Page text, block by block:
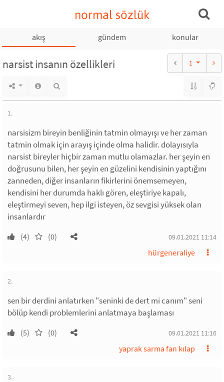
normal sözlük
akış gündem konular
narsist insanın özellikleri 1
1.
narsisizm bireyin benliğinin tatmin olmayışı ve her zaman
tatmin olmak için arayış içinde olma halidir. dolayısıyla
narsist bireyler hiçbir zaman mutlu olamazlar. her şeyin en
doğrusunu bilen, her şeyin en güzelini kendisinin yaptığını
zanneden, diğer insanların fikirlerini önemsemeyen,
kendisini her durumda haklı gören, eleştiriye kapalı,
eleştirmeyi seven, hep ilgi isteyen, öz sevgisi yüksek olan
insanlardır
(4) (0) 09.01.2021 11:14
hürgeneraliye
2.
sen bir derdini anlatırken "seninki de dert mi canım" seni
bölüp kendi problemlerini anlatmaya başlaması
(5) (0) 09.01.2021 11:16
yaprak sarma fan kılap
3.